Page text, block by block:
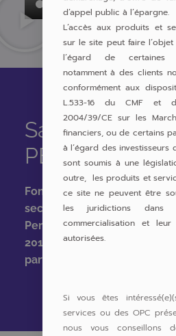
Savoir-faire
PERGAM
Fondé en 2015 par des
secteur, Cem’In’Eu a été
Pergam et Cem 21 dès son
2018, Pergam a soutenu ce
participant aux différentes
d’appel public à l’épargne.
L’accès aux produits et
sur le site peut faire
l’égard de certaines
notamment à des clients
conformément aux
L.533-16 du CMF et
2004/39/CE sur les
financiers, ou de certains
à l’égard des investisseurs
sont soumis à une
outre, les produits et
ce site ne peuvent être
les juridictions dans
commercialisation et
autorisées.
Si vous êtes
services ou des OPC
nous vous conseillons